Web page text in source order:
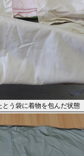
とう袋に着物を包んだ状態